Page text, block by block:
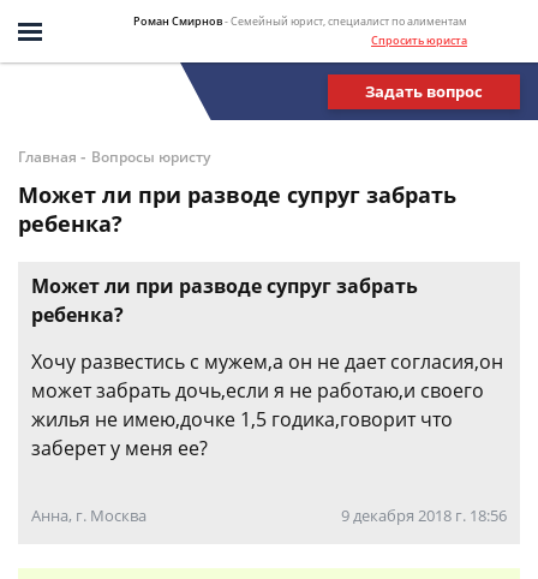
Роман Смирнов- Семейный юрист, специалист по алиментам
Спросить юриста
Задать вопрос
Главная - Вопросы юристу
Может ли при разводе супруг забрать
ребенка?
Может ли при разводе супруг забрать
ребенка?
Хочу развестись с мужем,а он не дает согласия,он
может забрать дочь,если я не работаю,и своего
жилья не имею,дочке 1,5 годика,говорит что
заберет у меня ее?
Анна, г. Москва 9 декабря 2018 г. 18:56